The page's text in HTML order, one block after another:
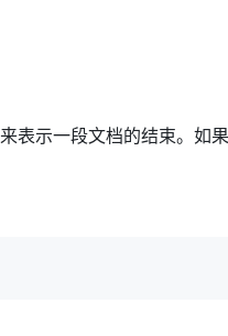
来表示一段文档的结束。如果